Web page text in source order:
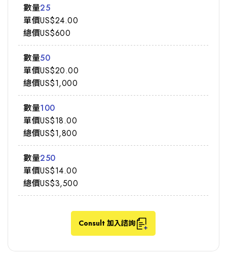
25
US$24.00
US$600
50
US$20.00
US$1,000
100
US$18.00
US$1,800
250
US$14.00
US$3,500
Consult 加入諮詢